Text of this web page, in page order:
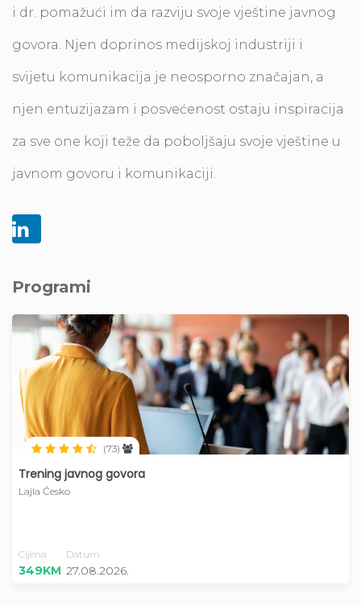
i dr. pomažući im da razviju svoje vještine javnog
govora. Njen doprinos medijskoj industriji i
svijetu komunikacija je neosporno značajan, a
njen entuzijazam i posvećenost ostaju inspiracija
za sve one koji teže da poboljšaju svoje vještine u
javnom govoru i komunikaciji.
Programi
(73)
Trening javnog govora
Lajla Ćesko
Cijena Datum
349KM 27.08.2026.